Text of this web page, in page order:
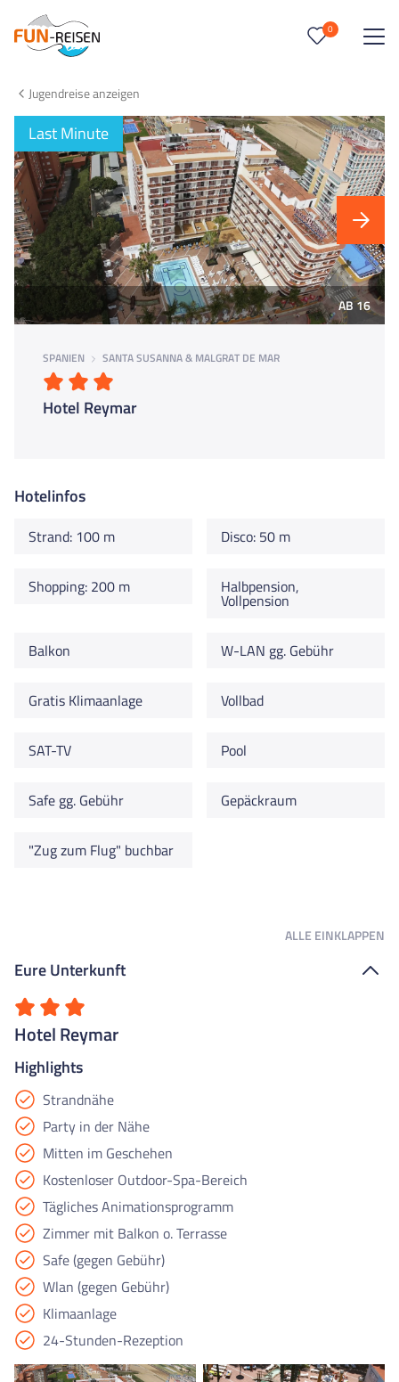
0
Keine Reisen auf der Merkliste
Jugendreise anzeigen
Last Minute
AB 16
SPANIEN SANTA SUSANNA & MALGRAT DE MAR
Hotel Reymar
Hotelinfos
Strand: 100 m Disco: 50 m
Shopping: 200 m Halbpension,
Vollpension
Balkon W-LAN gg. Gebühr
Gratis Klimaanlage Vollbad
SAT-TV Pool
Safe gg. Gebühr Gepäckraum
"Zug zum Flug" buchbar
ALLE EINKLAPPEN
Eure Unterkunft
Hotel Reymar
Highlights
Strandnähe
Party in der Nähe
Mitten im Geschehen
Kostenloser Outdoor-Spa-Bereich
Tägliches Animationsprogramm
Zimmer mit Balkon o. Terrasse
Safe (gegen Gebühr)
Wlan (gegen Gebühr)
Klimaanlage
24-Stunden-Rezeption